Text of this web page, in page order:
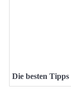
Die besten Tipps